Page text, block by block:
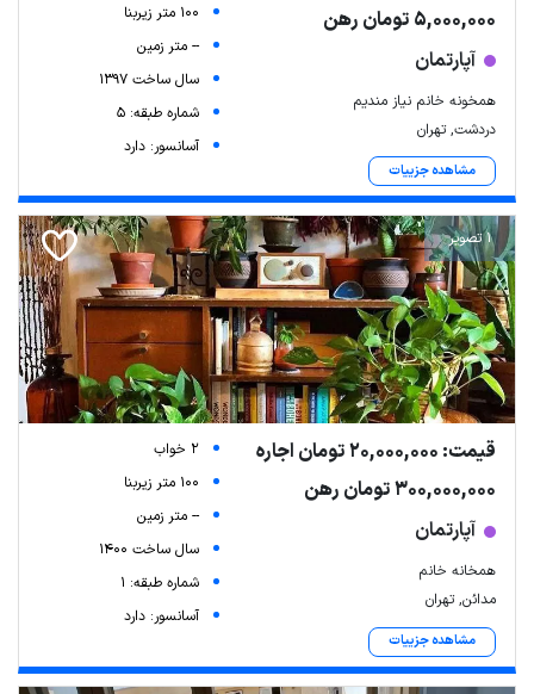
5,000,000 تومان رهن
آپارتمان
همخونه خانم نیاز مندیم
دردشت, تهران
مشاهده جزییات
100 متر زیربنا
-- متر زمین
سال ساخت 1397
شماره طبقه: 5
آسانسور: دارد
1 تصویر
قیمت: 20,000,000 تومان اجاره
300,000,000 تومان رهن
آپارتمان
همخانه خانم
مدائن, تهران
مشاهده جزییات
2 خواب
100 متر زیربنا
-- متر زمین
سال ساخت 1400
شماره طبقه: 1
آسانسور: دارد